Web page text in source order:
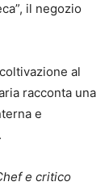
il negozio
al
racconta una
e
e critico